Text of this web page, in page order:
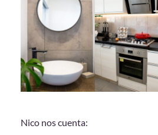
Nico nos cuenta: